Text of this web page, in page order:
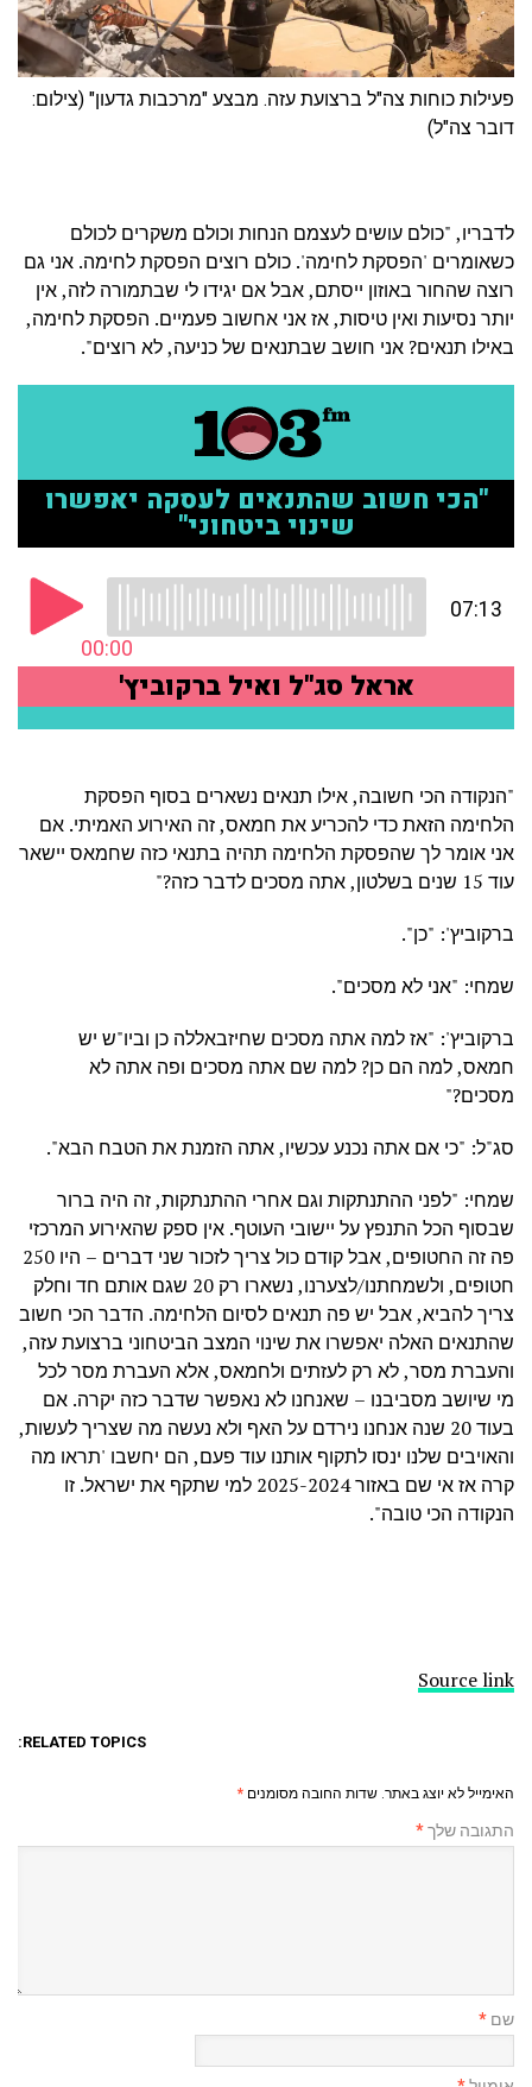
פעילות כוחות צה"ל ברצועת עזה. מבצע "מרכבות גדעון" (צילום:
דובר צה"ל)
לדבריו, "כולם עושים לעצמם הנחות וכולם משקרים לכולם
כשאומרים 'הפסקת לחימה'. כולם רוצים הפסקת לחימה. אני גם
רוצה שהחור באוזון ייסתם, אבל אם יגידו לי שבתמורה לזה, אין
יותר נסיעות ואין טיסות, אז אני אחשוב פעמיים. הפסקת לחימה,
באילו תנאים? אני חושב שבתנאים של כניעה, לא רוצים".
"הנקודה הכי חשובה, אילו תנאים נשארים בסוף הפסקת
הלחימה הזאת כדי להכריע את חמאס, זה האירוע האמיתי. אם
אני אומר לך שהפסקת הלחימה תהיה בתנאי כזה שחמאס יישאר
עוד 15 שנים בשלטון, אתה מסכים לדבר כזה?"
ברקוביץ': "כן".
שמחי: "אני לא מסכים".
ברקוביץ': "אז למה אתה מסכים שחיזבאללה כן וביו"ש יש
חמאס, למה הם כן? למה שם אתה מסכים ופה אתה לא
מסכים?"
סג"ל: "כי אם אתה נכנע עכשיו, אתה הזמנת את הטבח הבא".
שמחי: "לפני ההתנתקות וגם אחרי ההתנתקות, זה היה ברור
שבסוף הכל התנפץ על יישובי העוטף. אין ספק שהאירוע המרכזי
פה זה החטופים, אבל קודם כול צריך לזכור שני דברים – היו 250
חטופים, ולשמחתנו/לצערנו, נשארו רק 20 שגם אותם חד וחלק
צריך להביא, אבל יש פה תנאים לסיום הלחימה. הדבר הכי חשוב
שהתנאים האלה יאפשרו את שינוי המצב הביטחוני ברצועת עזה,
והעברת מסר, לא רק לעזתים ולחמאס, אלא העברת מסר לכל
מי שיושב מסביבנו – שאנחנו לא נאפשר שדבר כזה יקרה. אם
בעוד 20 שנה אנחנו נירדם על האף ולא נעשה מה שצריך לעשות,
והאויבים שלנו ינסו לתקוף אותנו עוד פעם, הם יחשבו 'תראו מה
קרה אז אי שם באזור 2025-2024 למי שתקף את ישראל. זו
הנקודה הכי טובה".
Source link
RELATED TOPICS:
האימייל לא יוצג באתר. שדות החובה מסומנים *
התגובה שלך*
שם *